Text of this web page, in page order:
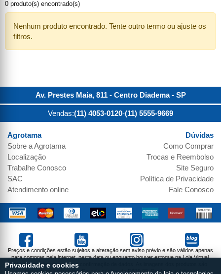
0 produto(s) encontrado(s)
Nenhum produto encontrado. Tente outro termo ou ajuste os
filtros.
Av. Prestes Maia, 811 - Centro Diadema- SP
Vendas:(11) 4053-0120-(11) 5555-9669
Agrotama
Sobre aAgrotama
Localização
Trabalhe Conosco
SAC
Atendimento online
Dúvidas
Como Comprar
Trocas e Reembolso
Site Seguro
Política de Privacidade
Fale Conosco
Preços e condições estão sujeitos a alteração sem aviso prévio e são válidos apenas
para compras pela internet, nesta data ou enquanto houver estoque na Loja Virtual.
Vendas sujeitas a análise e confirmação de dados. As imagens dos produtos são
meramente ilustrativas. Parcela mínima de R$19,99. Produtos sujeitos a
Privacidade e cookies